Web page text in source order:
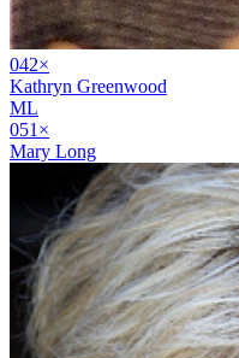
042×
Kathryn Greenwood
ML
051 ×
Mary Long